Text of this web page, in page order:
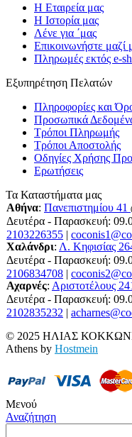
Η Εταιρεία μας
Η Ιστορία μας
Λένε για ΄μας
Επικοινωνήστε μαζί
Πληρωμές εκτός e-
Εξυπηρέτηση Πελατών
Πληροφορίες και
Προσωπικά
Τρόποι Πληρωμής
Τρόποι Αποστολής
Οδηγίες Χρήσης
Ερωτήσεις
Τα Καταστήματα μας
Αθήνα: Πανεπιστημίου 41
Δευτέρα - Παρασκευή:
2103226355 |
Χαλάνδρι: Λ. Κηφισίας
Δευτέρα - Παρασκευή:
2106834708 |
Αχαρνές: Αριστοτέλους
Δευτέρα - Παρασκευή:
2102835232 |
© 2025 ΗΛΙΑΣ
Athens by Hostmein
Μενού
Αναζήτηση